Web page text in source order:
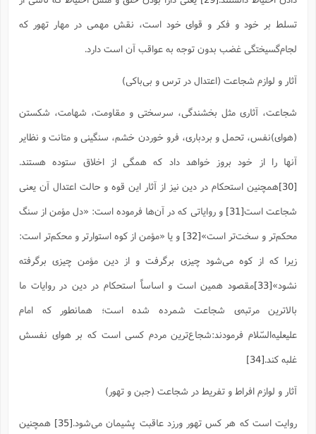
تسلط بر خود و فکر و قوای خود است، نقش مهمی در مهار تهور که
لجام‌گسیختگی غضب بدون توجه به عواقب آن است دارد.
آثار و لوازم شجاعت (اعتدال در ترس و بی‌باکی)
شجاعت، آثاری مثل بخشندگى، سرسختى و مقاومت، شهامت، شکستن
(هواى)نفس، تحمل و بردبارى، فرو خوردن خشم، سنگینى و متانت و نظایر
آنها را از خود بروز خواهد داد که همگی از اخلاق ستوده هستند.
همچنین استحکام در دین نیز از آثار این قوه و حالت اعتدال آن یعنی
شجاعت است[31]
و روایاتی که در آن‌ها فرموده است: «دل مؤمن از سنگ
محکم‌تر و سخت‌تر است»[32]
و یا «مؤمن از کوه استوارتر و محکم‌تر است:
زیرا که از کوه مى‌شود چیزى برگرفت و از دین مؤمن چیزى برگرفته
نشود»[33]
مقصود همین است و اساساً استحکام در دین در روایات ما
بالاترین مرتبه‌ی شجاعت شمرده شده است؛ همانطور که امام
علیعلیه‌السّلام فرمودند:شجاع‌ترین مردم کسی است که بر هوای نفسش
غلبه کند.[34]
آثار و لوازم افراط و تفریط در شجاعت (جبن و تهور)
روایت است که هر کس تهور ورزد عاقبت پشیمان می‌شود.[35]
همچنین